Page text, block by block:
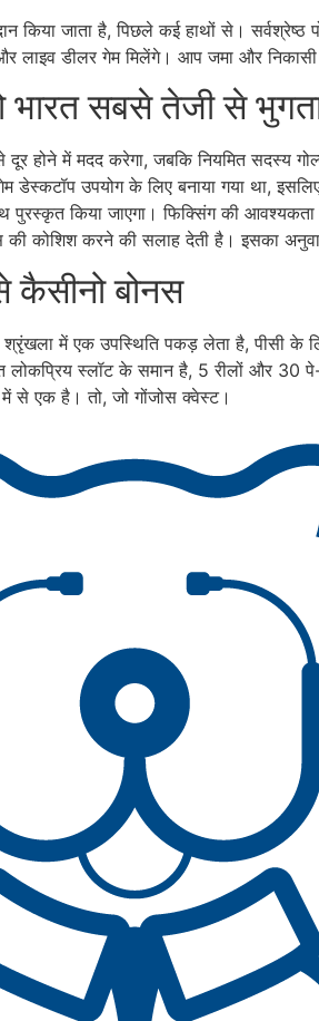
किया जाता है, पिछले कई हाथों से।
लाइव डीलर गेम मिलेंगे। आप जमा और
सबसे तेजी से
होने में मदद करेगा, जबकि नियमित सदस्य
उपयोग के लिए बनाया गया था,
किया जाएगा। फिक्सिंग की आवश्यकता
की कोशिश करने की सलाह देती है। इसका
कैसीनो बोनस
में एक उपस्थिति पकड़ लेता है, पीसी के
स्लॉट के समान है, 5 रीलों और 30
से एक है। तो, जो गोंजोस क्वेस्ट।